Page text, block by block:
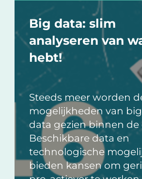
Big data: slim
analyseren van
hebt!
Steeds meer worden
mogelijkheden van
data gezien binnen de
Beschikbare data en
technologische
bieden kansen om